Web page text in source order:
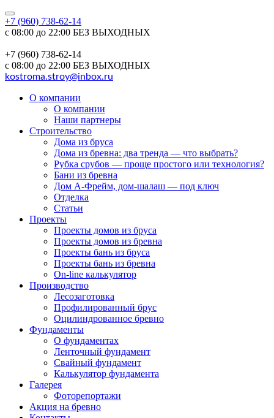
+7 (960) 738-62-14
с 08:00 до 22:00 БЕЗ ВЫХОДНЫХ
+7 (960) 738-62-14
с 08:00 до 22:00 БЕЗ ВЫХОДНЫХ
kostroma.stroy@inbox.ru
О компании
О компании
Наши партнеры
Строительство
Дома из бруса
Дома из бревна: два тренда — что выбрать?
Рубка срубов — проще простого или технология?
Бани из бревна
Дом А-Фрейм, дом-шалаш — под ключ
Отделка
Статьи
Проекты
Проекты домов из бруса
Проекты домов из бревна
Проекты бань из бруса
Проекты бань из бревна
On-line калькулятор
Производство
Лесозаготовка
Профилированный брус
Оцилиндрованное бревно
Фундаменты
О фундаментах
Ленточный фундамент
Свайный фундамент
Калькулятор фундамента
Галерея
Фоторепортажи
Акция на бревно